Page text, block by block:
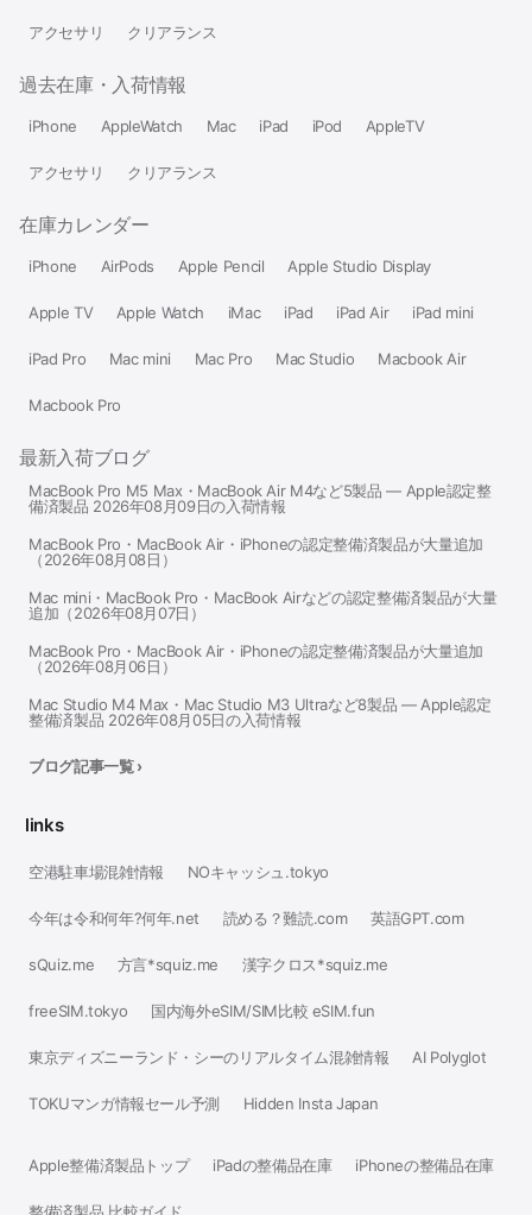
アクセサリ クリアランス
過去在庫・入荷情報
iPhone AppleWatch Mac iPad iPod AppleTV
アクセサリ クリアランス
在庫カレンダー
iPhone AirPods Apple Pencil Apple Studio Display
Apple TV Apple Watch iMac iPad iPad Air iPad mini
iPad Pro Mac mini Mac Pro Mac Studio Macbook Air
Macbook Pro
最新入荷ブログ
MacBook Pro M5 Max・MacBook Air M4など5製品 — Apple認定整
備済製品 2026年08月09日の入荷情報
MacBook Pro・MacBook Air・iPhoneの認定整備済製品が大量追加
（2026年08月08日）
Mac mini・MacBook Pro・MacBook Airなどの認定整備済製品が大量
追加（2026年08月07日）
MacBook Pro・MacBook Air・iPhoneの認定整備済製品が大量追加
（2026年08月06日）
Mac Studio M4 Max・Mac Studio M3 Ultraなど8製品 — Apple認定
整備済製品 2026年08月05日の入荷情報
ブログ記事一覧 ›
links
空港駐車場混雑情報 NOキャッシュ.tokyo
今年は令和何年?何年.net 読める？難読.com 英語GPT.com
sQuiz.me 方言*squiz.me 漢字クロス*squiz.me
freeSIM.tokyo 国内海外eSIM/SIM比較 eSIM.fun
東京ディズニーランド・シーのリアルタイム混雑情報 AI Polyglot
TOKUマンガ情報セール予測 Hidden Insta Japan
Apple整備済製品トップ iPadの整備品在庫 iPhoneの整備品在庫